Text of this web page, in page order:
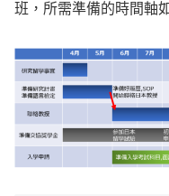
班，所需準備的時間軸